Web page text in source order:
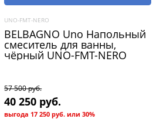
UNO-FMT-NERO
BELBAGNO Uno Напольный
смеситель для ванны,
чёрный UNO-FMT-NERO
57 500 руб.
40 250 руб.
выгода 17 250 руб. или30%